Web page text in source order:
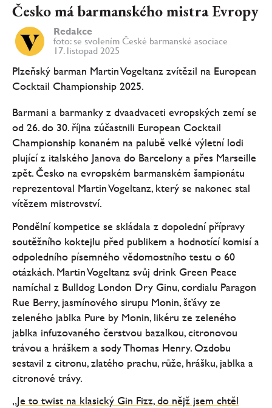
Česko má barmanského mistra Evropy
Redakce
foto: se svolením České barmanské asociace
17. listopad 2025
Plzeňský barman Martin Vogeltanz zvítězil na European
Cocktail Championship 2025.
Barmani a barmanky z dvaadvaceti evropských zemí se
od 26. do 30. října zúčastnili European Cocktail
Championship konaném na palubě velké výletní lodi
plující z italského Janova do Barcelony a přes Marseille
zpět. Česko na evropském barmanském šampionátu
reprezentoval Martin Vogeltanz, který se nakonec stal
vítězem mistrovství.
Pondělní kompetice se skládala z dopolední přípravy
soutěžního koktejlu před publikem a hodnotící komisí a
odpoledního písemného vědomostního testu o 60
otázkách. Martin Vogeltanz svůj drink Green Peace
namíchal z Bulldog London Dry Ginu, cordialu Paragon
Rue Berry, jasmínového sirupu Monin, šťávy ze
zeleného jablka Pure by Monin, likéru ze zeleného
jablka infuzovaného čerstvou bazalkou, citronovou
trávou a hráškem a sody Thomas Henry. Ozdobu
sestavil z citronu, zlatého prachu, růže, hrášku, jablka a
citronové trávy.
„Je to twist na klasický Gin Fizz, do nějž jsem chtěl